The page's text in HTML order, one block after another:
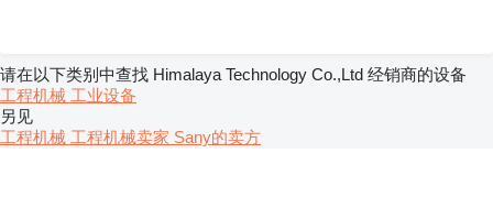
请在以下类别中查找 Himalaya Technology Co.,Ltd 经销商的设备
工程机械 工业设备
另见
工程机械 工程机械卖家 Sany的卖方